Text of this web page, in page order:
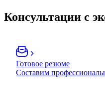
Консультации с
Готовое резюме
Составим